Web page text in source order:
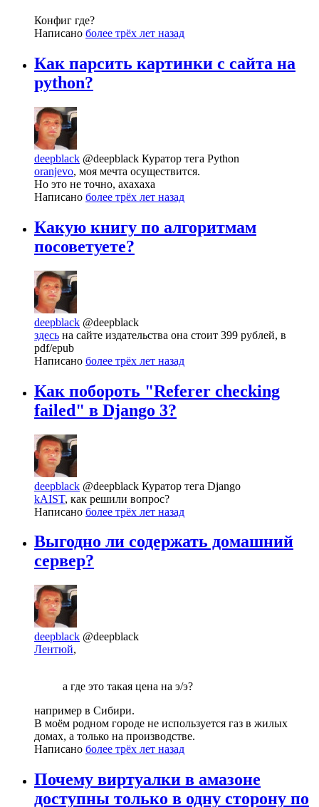
Конфиг где?
Написано более трёх лет назад
Как парсить картинки с сайта на
python?
deepblack @deepblack Куратор тега Python
oranjevo, моя мечта осуществится.
Но это не точно, ахахаха
Написано более трёх лет назад
Какую книгу по алгоритмам
посоветуете?
deepblack @deepblack
здесь на сайте издательства она стоит 399 рублей, в
pdf/epub
Написано более трёх лет назад
Как побороть "Referer checking
failed" в Django 3?
deepblack @deepblack Куратор тега Django
kAIST, как решили вопрос?
Написано более трёх лет назад
Выгодно ли содержать домашний
сервер?
deepblack @deepblack
Лентюй,
а где это такая цена на э/э?
например в Сибири.
В моём родном городе не используется газ в жилых
домах, а только на производстве.
Написано более трёх лет назад
Почему виртуалки в амазоне
доступны только в одну сторону по